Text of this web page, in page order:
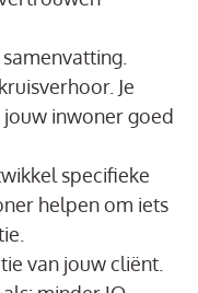
Je
inwoner goed
specifieke
helpen om iets
van jouw cliënt.